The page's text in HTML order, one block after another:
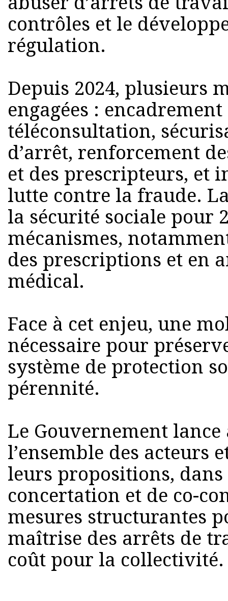
contrôles et le
régulation.
Depuis 2024, plusieurs
engagées :
téléconsultation,
d’arrêt, renforcement
et des prescripteurs, et
lutte contre la fraude.
la sécurité sociale pour
mécanismes,
des prescriptions et en
médical.
Face à cet enjeu, une
nécessaire pour
système de protection
pérennité.
Le Gouvernement
l’ensemble des acteurs
leurs propositions,
concertation et de co-
mesures structurantes
maîtrise des arrêts de
coût pour la collectivité.